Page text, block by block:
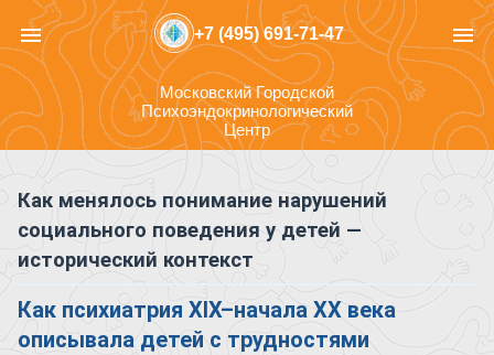
menu +7 (495) 691-71-47 menu
Московский Городской
Психоэндокринологический
Центр
Как менялось понимание нарушений
социального поведения у детей —
исторический контекст
Как психиатрия XIX–начала XX века
описывала детей с трудностями